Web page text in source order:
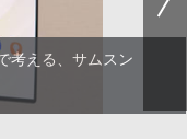
考える、サムスン